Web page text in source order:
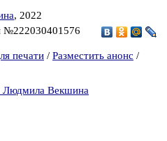
, 2022
№222030401576
печати / Разместить анонс /
Людмила Векшина